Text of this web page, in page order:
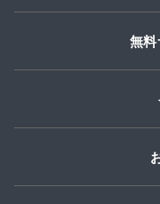
無